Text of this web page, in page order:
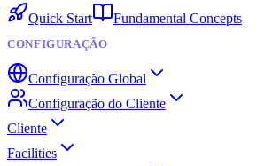
Quick Start Fundamental Concepts
CONFIGURAÇÃO
Configuração Global
Configuração do Cliente
Cliente
Facilities